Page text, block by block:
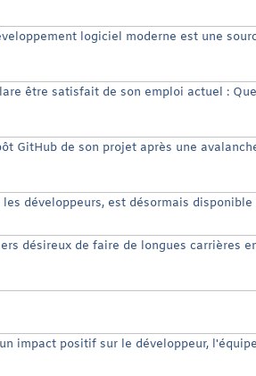
logiciel moderne est une
être satisfait de son emploi actuel :
GitHub de son projet après une
développeurs, est désormais
désireux de faire de longues carrières
impact positif sur le développeur,